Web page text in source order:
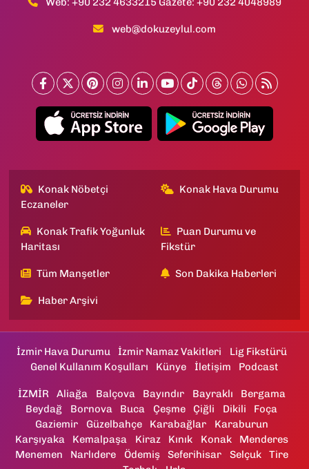
web@dokuzeylul.com
Konak Nöbetçi
Eczaneler
Konak Hava Durumu
Konak Trafik Yoğunluk
Haritası
Puan Durumu ve
Fikstür
Tüm Manşetler Son Dakika Haberleri
Haber Arşivi
İzmir Hava Durumu İzmir Namaz Vakitleri
Lig Fikstürü
Genel Kullanım Koşulları
Künye İletişim Podcast
İZMİR Aliağa Balçova Bayındır Bayraklı
Bergama
Beydağ
Bornova Buca Çeşme Çiğli Dikili
Foça
Gaziemir
Güzelbahçe Karabağlar
Karaburun
Karşıyaka
Kemalpaşa Kiraz Kınık Konak
Menderes
Menemen
Narlıdere Ödemiş Seferihisar Selçuk
Tire